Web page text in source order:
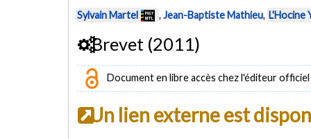
Sylvain Martel ,Jean-Baptiste Mathieu, L'Hocine
Brevet (2011)
Document en libre accès chez l'éditeur officiel
Un lien externe est